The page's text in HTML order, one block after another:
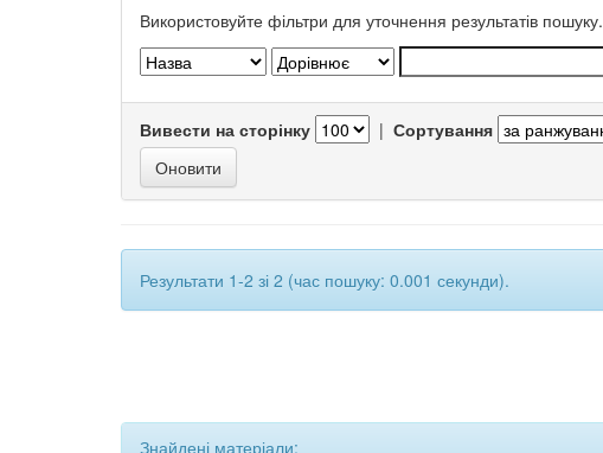
Використовуйте фільтри для уточнення результатів пошуку.
Вивести на сторінку | Сортування
Результати 1-2 зі 2 (час пошуку: 0.001 секунди).
Знайдені матеріали: